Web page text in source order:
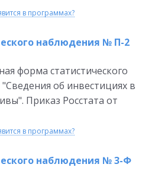
в программах?
наблюдения № П-2
форма статистического
об инвестициях в
Приказ Росстата от
в программах?
наблюдения № 3-Ф